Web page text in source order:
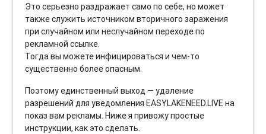
Это серьезно раздражает само по себе, но может
также служить источником вторичного заражения
при случайном или неслучайном переходе по
рекламной ссылке.
Тогда вы можете инфицироваться и чем-то
существенно более опасным.
Поэтому единственный выход — удаление
разрешений для уведомления EASYLAKENEED.LIVE на
показ вам рекламы. Ниже я привожу простые
инструкции, как это сделать.